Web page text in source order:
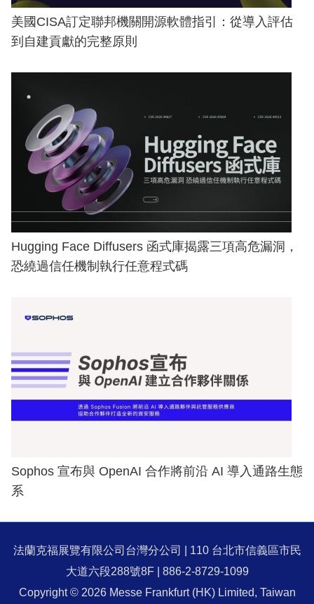
美國CISA訂定聯邦機關開源軟體指引：從導入評估
到自建貢獻的完整原則
Hugging Face Diffusers 函式庫揭露三項高危漏洞，
恐繞過信任機制執行任意程式碼
Sophos 宣布與 OpenAI 合作將前沿 AI 導入通路生態
系
法蘭克福展覽有限公司台灣分公司 | 110 台北市信義區市民
大道六段288號8F | 886-2-8729-1099
Copyright © 2026 Messe Frankfurt (HK) Limited, Taiwan